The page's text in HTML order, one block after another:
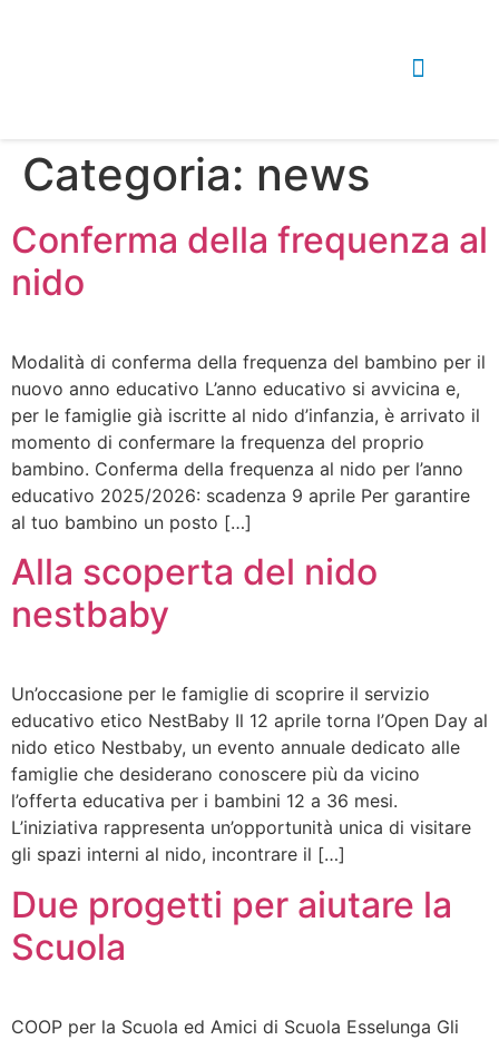
Categoria: news
Conferma della frequenza al
nido
Modalità di conferma della frequenza del bambino per il
nuovo anno educativo L’anno educativo si avvicina e,
per le famiglie già iscritte al nido d’infanzia, è arrivato il
momento di confermare la frequenza del proprio
bambino. Conferma della frequenza al nido per l’anno
educativo 2025/2026: scadenza 9 aprile Per garantire
al tuo bambino un posto […]
Alla scoperta del nido
nestbaby
Un’occasione per le famiglie di scoprire il servizio
educativo etico NestBaby Il 12 aprile torna l’Open Day al
nido etico Nestbaby, un evento annuale dedicato alle
famiglie che desiderano conoscere più da vicino
l’offerta educativa per i bambini 12 a 36 mesi.
L’iniziativa rappresenta un’opportunità unica di visitare
gli spazi interni al nido, incontrare il […]
Due progetti per aiutare la
Scuola
COOP per la Scuola ed Amici di Scuola Esselunga Gli